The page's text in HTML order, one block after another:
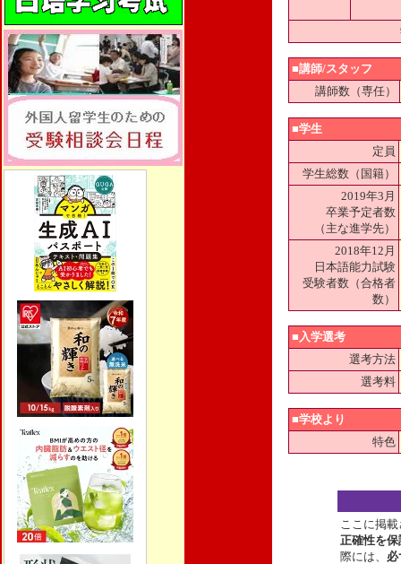
■講師/スタッフ
講師数（専任）
■学生
定員
学生総数（国籍）
2019年3月
卒業予定者数
（主な進学先）
2018年12月
日本語能力試験
受験者数（合格者
数）
■入学選考
選考方法
選考料
■学校より
特色
ここに掲
正確性を
際には、